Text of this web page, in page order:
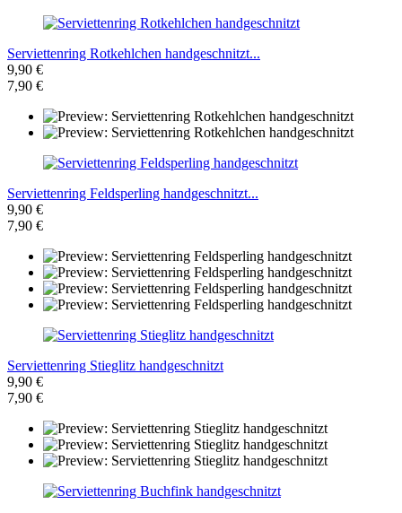
Serviettenring Rotkehlchen handgeschnitzt...
9,90 €
7,90 €
Serviettenring Feldsperling handgeschnitzt...
9,90 €
7,90 €
Serviettenring Stieglitz handgeschnitzt
9,90 €
7,90 €